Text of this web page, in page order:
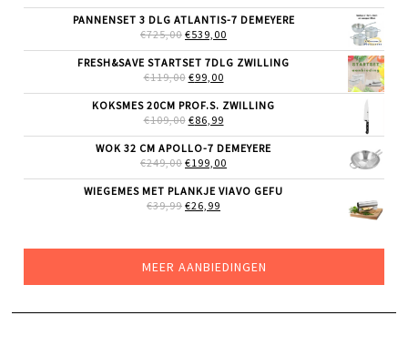
WAS:
€85,00.
IS:
€49,99.
PANNENSET 3 DLG ATLANTIS-7 DEMEYERE
€725,00 OORSPRONKELIJKE
WAS:
€725,00.
€539,00
IS:
FRESH&SAVE STARTSET 7DLG ZWILLING
€119,00 OORSPRONKELIJKE
WAS:
€119,00.
€99,00HUIDIGE
IS:
€99,00.
KOKSMES 20CM PROF.S. ZWILLING
€109,00 OORSPRONKELIJKE
WAS:
€109,00.
€86,99HUIDIGE
IS:
€86,99.
WOK 32 CM APOLLO-7 DEMEYERE
€249,00 OORSPRONKELIJKE
WAS:
€249,00.
€199,00
IS:
WIEGEMES MET PLANKJE VIAVO GEFU
€39,99 OORSPRONKELIJKE
€26,99
MEER AANBIEDINGEN